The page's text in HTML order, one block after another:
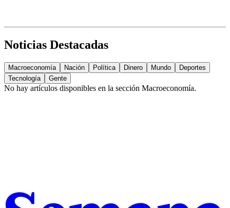
Noticias Destacadas
Macroeconomía Nación Política Dinero Mundo
Deportes
Tecnología
Gente
No hay artículos disponibles en la sección Macroeconomía.